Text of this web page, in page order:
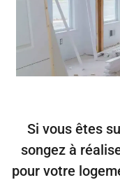
Si vous êtes
songez à
pour votre